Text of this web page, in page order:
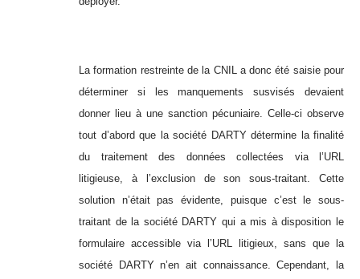
La formation restreinte de la CNIL a donc été saisie pour
déterminer si les manquements susvisés devaient
donner lieu à une sanction pécuniaire. Celle-ci observe
tout d’abord que la société DARTY détermine la finalité
du traitement des données collectées via l’URL
litigieuse, à l’exclusion de son sous-traitant. Cette
solution n’était pas évidente, puisque c’est le sous-
traitant de la société DARTY qui a mis à disposition le
formulaire accessible via l’URL litigieux, sans que la
société DARTY n’en ait connaissance. Cependant, la